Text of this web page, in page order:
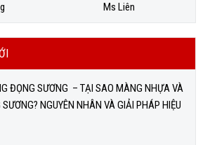
Ms Liên
ĐỌNG SƯƠNG – TẠI SAO MÀNG NHỰA VÀ
NGUYÊN NHÂN VÀ GIẢI PHÁP HIỆU